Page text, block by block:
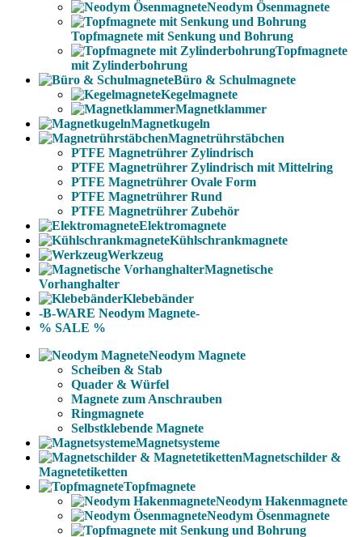
Neodym Ösenmagnete
Topfmagnete mit Senkung und Bohrung
Topfmagnete
mit Zylinderbohrung
Büro & Schulmagnete
Kegelmagnete
Magnetklammer
Magnetkugeln
Magnetrührstäbchen
PTFE Magnetrührer Zylindrisch
PTFE Magnetrührer Zylindrisch mit Mittelring
PTFE Magnetrührer Ovale Form
PTFE Magnetrührer Rund
PTFE Magnetrührer Zubehör
Elektromagnete
Kühlschrankmagnete
Werkzeug
Magnetische
Vorhanghalter
Klebebänder
-B-WARE Neodym Magnete-
% SALE %
Neodym Magnete
Scheiben & Stab
Quader & Würfel
Magnete zum Anschrauben
Ringmagnete
Selbstklebende Magnete
Magnetsysteme
Magnetschilder &
Magnetetiketten
Topfmagnete
Neodym Hakenmagnete
Neodym Ösenmagnete